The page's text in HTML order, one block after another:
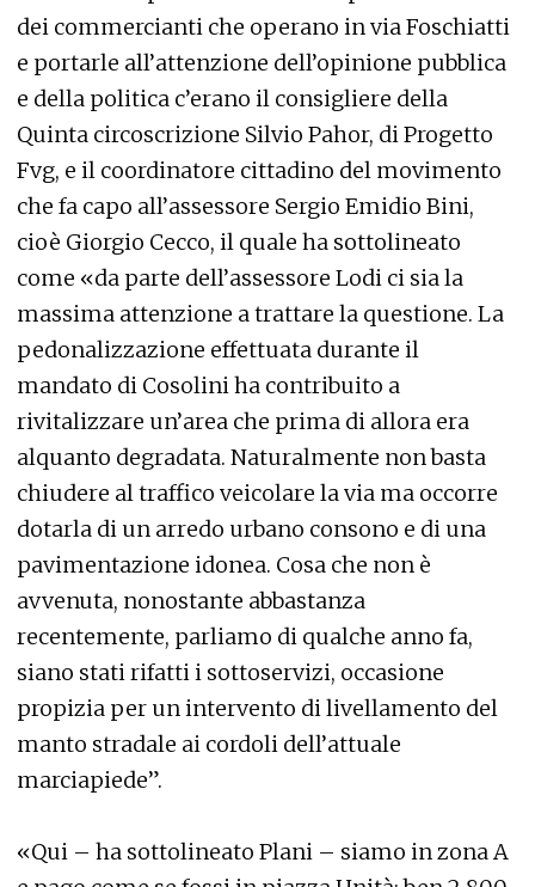
dei commercianti che operano in via Foschiatti
e portarle all’attenzione dell’opinione pubblica
e della politica c’erano il consigliere della
Quinta circoscrizione Silvio Pahor, di Progetto
Fvg, e il coordinatore cittadino del movimento
che fa capo all’assessore Sergio Emidio Bini,
cioè Giorgio Cecco, il quale ha sottolineato
come «da parte dell’assessore Lodi ci sia la
massima attenzione a trattare la questione. La
pedonalizzazione effettuata durante il
mandato di Cosolini ha contribuito a
rivitalizzare un’area che prima di allora era
alquanto degradata. Naturalmente non basta
chiudere al traffico veicolare la via ma occorre
dotarla di un arredo urbano consono e di una
pavimentazione idonea. Cosa che non è
avvenuta, nonostante abbastanza
recentemente, parliamo di qualche anno fa,
siano stati rifatti i sottoservizi, occasione
propizia per un intervento di livellamento del
manto stradale ai cordoli dell’attuale
marciapiede”.
«Qui – ha sottolineato Plani – siamo in zona A